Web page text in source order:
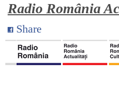
Radio România
Share